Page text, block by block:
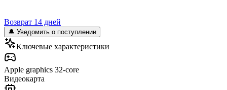
Возврат 14 дней
🔔 Уведомить о поступлении
Ключевые характеристики
Apple graphics 32-core
Видеокарта